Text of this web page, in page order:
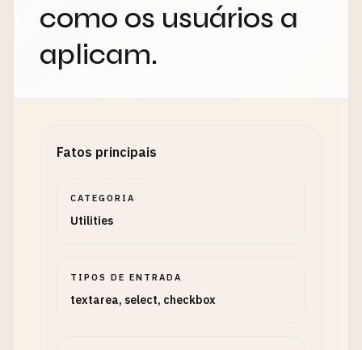
como os usuários a
aplicam.
Fatos principais
CATEGORIA
Utilities
TIPOS DE ENTRADA
textarea, select, checkbox